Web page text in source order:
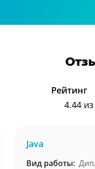
Рейтинг
4.44из
Java
Вид работы: